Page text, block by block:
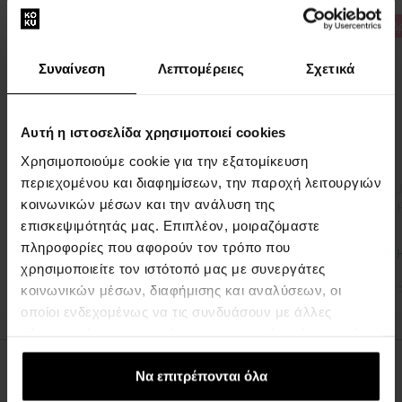
Συναίνεση Λεπτομέρειες Σχετικά
Αυτή η ιστοσελίδα χρησιμοποιεί cookies
Χρησιμοποιούμε cookie για την εξατομίκευση
περιεχομένου και διαφημίσεων, την παροχή λειτουργιών
κοινωνικών μέσων και την ανάλυση της
επισκεψιμότητάς μας. Επιπλέον, μοιραζόμαστε
πληροφορίες που αφορούν τον τρόπο που
χρησιμοποιείτε τον ιστότοπό μας με συνεργάτες
κοινωνικών μέσων, διαφήμισης και αναλύσεων, οι
οποίοι ενδεχομένως να τις συνδυάσουν με άλλες
έχουν συλλέξει σε σχέση με την από μέρους σας χρήση
των υπηρεσιών τους.Να επιτρέπονται όλα
ANIA HAIE Ear Studs Pearl Power E043-01G
σκουλαρίκι - Γυναίκες
Άμεσα διαθέσιμο
30,00 €
Μαγικές ιδέες για αρωματικά δώρα